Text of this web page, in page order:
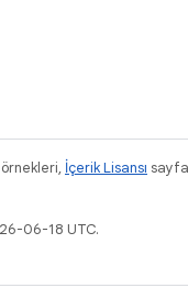
İçerik Lisansı
06-18 UTC.